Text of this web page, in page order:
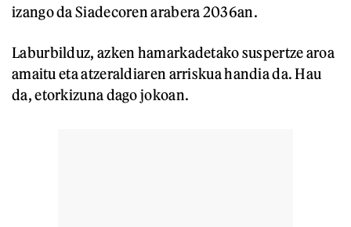
izango da Siadecoren arabera 2036an.
Laburbilduz, azken hamarkadetako suspertze aroa
amaitu eta atzeraldiaren arriskua handia da. Hau
da, etorkizuna dago jokoan.